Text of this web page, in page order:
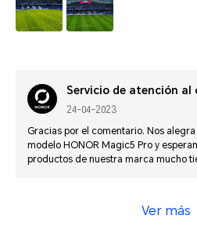
Servicio de atención al
24-04-2023
Gracias por el comentario. Nos
modelo HONOR Magic5 Pro y
productos de nuestra marca mucho
Ver más